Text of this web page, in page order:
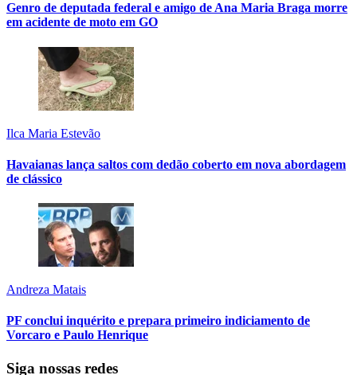
Genro de deputada federal e amigo de Ana Maria Braga morre
em acidente de moto em GO
Ilca Maria Estevão
Havaianas lança saltos com dedão coberto em nova abordagem
de clássico
Andreza Matais
PF conclui inquérito e prepara primeiro indiciamento de
Vorcaro e Paulo Henrique
Siga nossas redes